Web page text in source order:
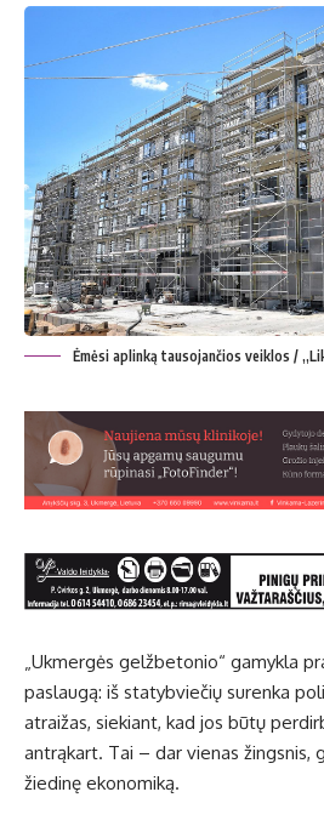
Ėmėsi aplinką tausojančios veiklos /
„Ukmergės gelžbetonio“ gamykla
paslaugą: iš statybviečių surenka
atraižas, siekiant, kad jos būtų
antrąkart. Tai – dar vienas žingsnis,
žiedinę ekonomiką.